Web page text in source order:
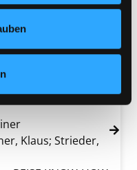
Anfänger
überall lernen
AG
Klaus; Strieder,